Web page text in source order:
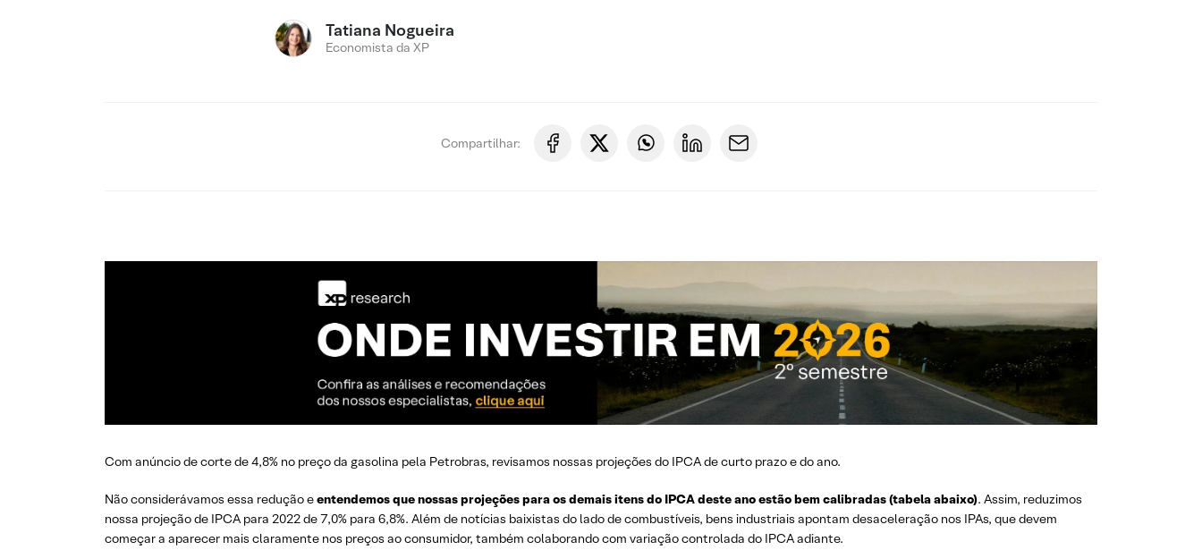
Tatiana Nogueira
Economista da XP
Compartilhar:
Com anúncio de corte de 4,8% no preço da gasolina pela Petrobras, revisamos nossas projeções do IPCA de curto prazo e do ano.
Não considerávamos essa redução eentendemos que nossas projeções para os demais itens do IPCA deste ano estão bem calibradas (tabela abaixo). Assim, reduzimos
nossa projeção de IPCA para 2022 de 7,0% para 6,8%. Além de notícias baixistas do lado de combustíveis, bens industriais apontam desaceleração nos IPAs, que devem
começar a aparecer mais claramente nos preços ao consumidor, também colaborando com variação controlada do IPCA adiante.